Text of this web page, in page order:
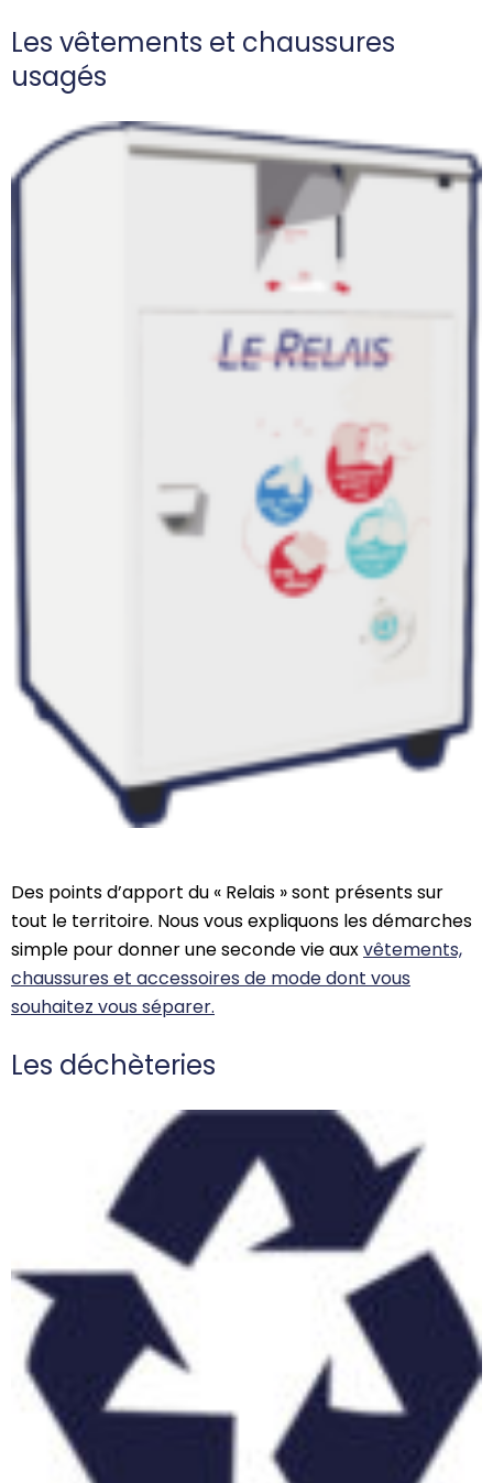
Les vêtements et chaussures
usagés
Des points d’apport du « Relais » sont présents sur
tout le territoire. Nous vous expliquons les démarches
simple pour donner une seconde vie auxvêtements,
chaussures et accessoires de mode dont vous
souhaitez vous séparer.
Les déchèteries